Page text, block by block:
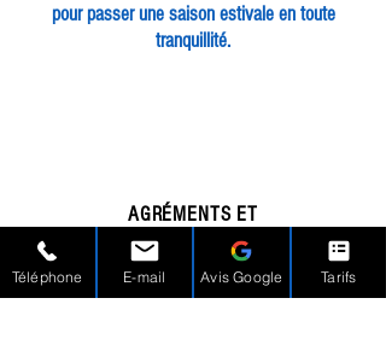
pour passer une saison estivale en toute
tranquillité.
AGRÉMENTS ET
CERTIFICATIONS
Tous nos intervenants sont certifiés Certibiocide
Téléphone E-mail Avis Google Tarifs